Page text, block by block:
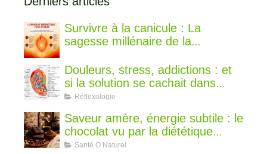
Survivre à la canicule : La
sagesse millénaire de la
frais
Douleurs, stress, addictions : et
si la solution se cachait dans
votre oreille ?
Réflexologie
Saveur amère, énergie subtile : le
chocolat vu par la diététique
chinoise
Santé O Naturel